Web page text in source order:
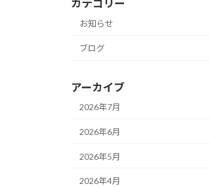
カテゴリー
お知らせ
ブログ
アーカイブ
2026年7月
2026年6月
2026年5月
2026年4月